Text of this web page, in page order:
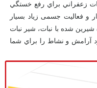
زعفراني براي رفع خستگي
فعاليت جسمی زياد بسيار
شده با نبات، شير نبات
آرامش و نشاط را براي شما